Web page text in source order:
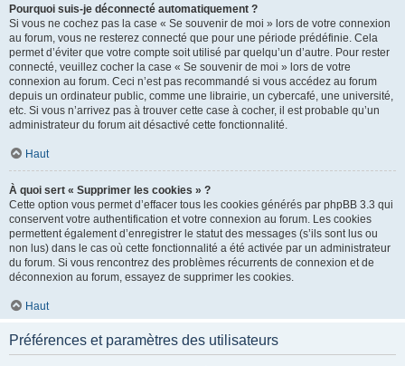
Pourquoi suis-je déconnecté automatiquement ?
Si vous ne cochez pas la case « Se souvenir de moi » lors de votre connexion
au forum, vous ne resterez connecté que pour une période prédéfinie. Cela
permet d’éviter que votre compte soit utilisé par quelqu’un d’autre. Pour rester
connecté, veuillez cocher la case « Se souvenir de moi » lors de votre
connexion au forum. Ceci n’est pas recommandé si vous accédez au forum
depuis un ordinateur public, comme une librairie, un cybercafé, une université,
etc. Si vous n’arrivez pas à trouver cette case à cocher, il est probable qu’un
administrateur du forum ait désactivé cette fonctionnalité.
Haut
À quoi sert « Supprimer les cookies » ?
Cette option vous permet d’effacer tous les cookies générés par phpBB 3.3 qui
conservent votre authentification et votre connexion au forum. Les cookies
permettent également d’enregistrer le statut des messages (s’ils sont lus ou
non lus) dans le cas où cette fonctionnalité a été activée par un administrateur
du forum. Si vous rencontrez des problèmes récurrents de connexion et de
déconnexion au forum, essayez de supprimer les cookies.
Haut
Préférences et paramètres des utilisateurs